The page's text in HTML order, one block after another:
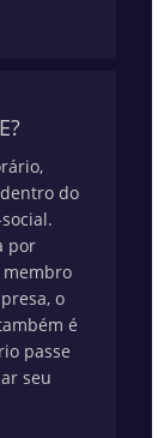
do
por
o
é
passe
seu